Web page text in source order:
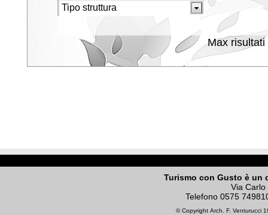
Max risultati
Turismo con Gusto è un
Via
Telefono 0575
© Copyright Arch. F. Venturucci